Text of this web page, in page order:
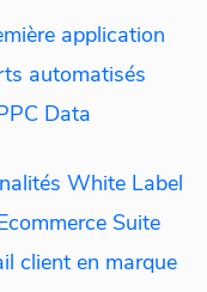
application
automatisés
Data
White Label
Suite
client en marque